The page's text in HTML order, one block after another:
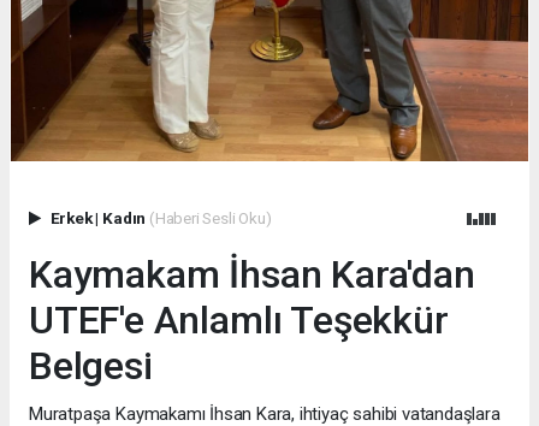
Erkek| Kadın (Haberi Sesli Oku)
Kaymakam İhsan Kara'dan
UTEF'e Anlamlı Teşekkür
Belgesi
Muratpaşa Kaymakamı İhsan Kara, ihtiyaç sahibi vatandaşlara